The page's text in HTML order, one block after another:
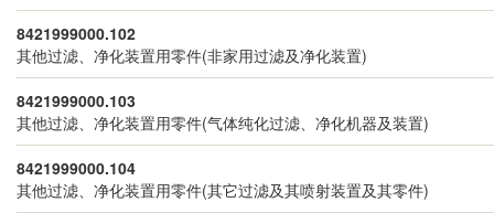
8421999000.102
其他过滤、净化装置用零件(非家用过滤及净化装置)
8421999000.103
其他过滤、净化装置用零件(气体纯化过滤、净化机器及装置)
8421999000.104
其他过滤、净化装置用零件(其它过滤及其喷射装置及其零件)